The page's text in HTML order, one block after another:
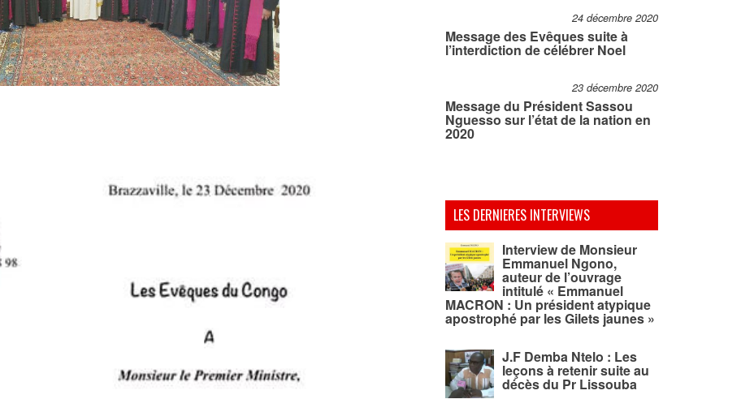
24 décembre 2020
Message des Evêques suite à
l’interdiction de célébrer Noel
23 décembre 2020
Message du Président Sassou
Nguesso sur l’état de la nation en
2020
LES DERNIERES INTERVIEWS
Interview de Monsieur
Emmanuel Ngono,
auteur de l’ouvrage
intitulé « Emmanuel
MACRON : Un président atypique
apostrophé par les Gilets jaunes »
J.F Demba Ntelo : Les
leçons à retenir suite au
décès du Pr Lissouba